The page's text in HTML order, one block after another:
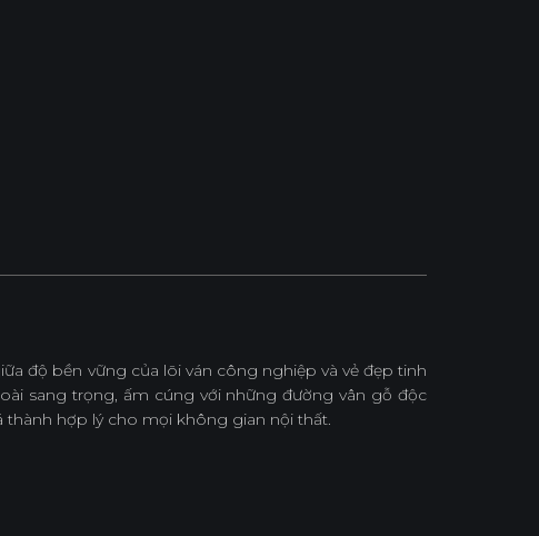
độ bền vững của lõi ván công nghiệp và vẻ đẹp tinh
sang trọng, ấm cúng với những đường vân gỗ độc
hợp lý cho mọi không gian nội thất.